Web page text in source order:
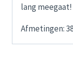
lang meegaat!
Afmetingen: